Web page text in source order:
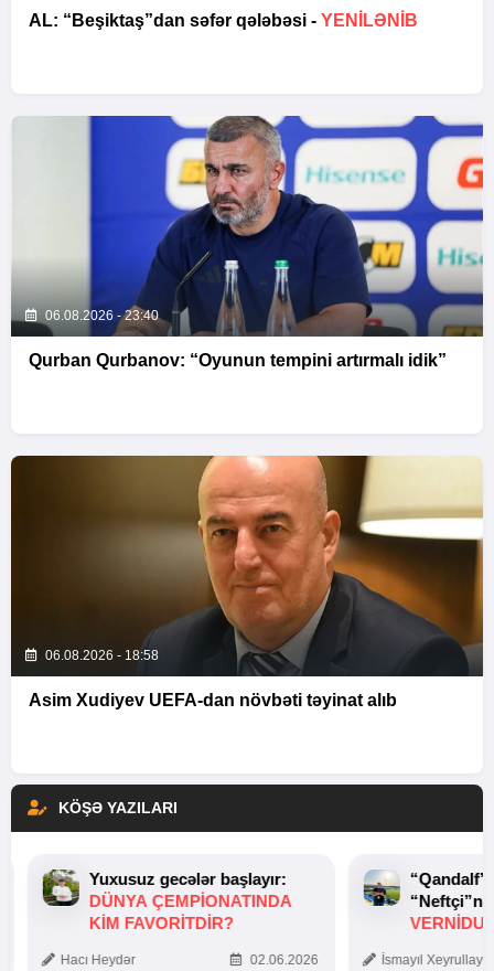
AL: “Beşiktaş”dan səfər qələbəsi - YENİLƏNİB
06.08.2026 - 23:40
Qurban Qurbanov: “Oyunun tempini artırmalı idik”
06.08.2026 - 18:58
Asim Xudiyev UEFA-dan növbəti təyinat alıb
KÖŞƏ YAZILARI
Yuxusuz gecələr başlayır:
DÜNYA ÇEMPIONATINDA
KIM FAVORITDIR?
Hacı Heydər 02.06.2026 İsmayıl